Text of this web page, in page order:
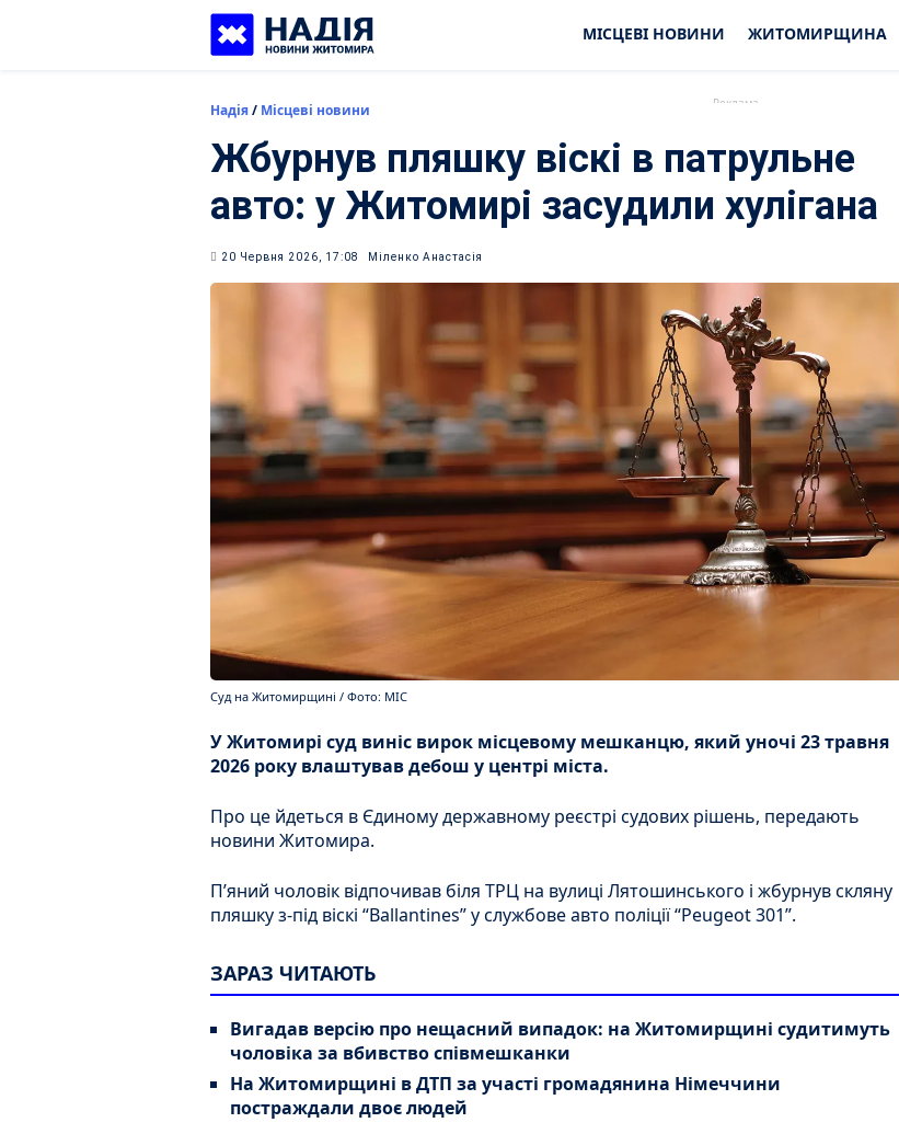
МІСЦЕВІ НОВИНИ ЖИТОМИРЩИНА
Надія/ Місцеві новини
Жбурнув пляшку віскі в патрульне
авто: у Житомирі засудили хулігана
20 Червня 2026, 17:08 Міленко Анастасія
Суд на Житомирщині / Фото: МІС
У Житомирі суд виніс вирок місцевому мешканцю, який уночі 23 травня
2026 року влаштував дебош у центрі міста.
Про це йдеться в Єдиному державному реєстрі судових рішень, передають
новини Житомира.
П’яний чоловік відпочивав біля ТРЦ на вулиці Лятошинського і жбурнув скляну
пляшку з-під віскі “Ballantines” у службове авто поліції “Peugeot 301”.
ЗАРАЗ ЧИТАЮТЬ
Вигадав версію про нещасний випадок: на Житомирщині судитимуть
чоловіка за вбивство співмешканки
На Житомирщині в ДТП за участі громадянина Німеччини
постраждали двоє людей